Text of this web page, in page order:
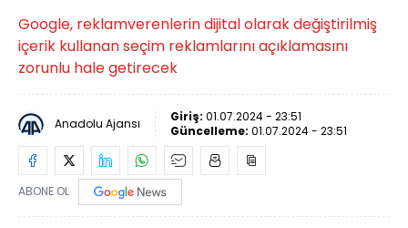
Google, reklamverenlerin dijital olarak değiştirilmiş
içerik kullanan seçim reklamlarını açıklamasını
zorunlu hale getirecek
Anadolu Ajansı Giriş: 01.07.2024 - 23:51
Güncelleme: 01.07.2024 - 23:51
ABONE OL